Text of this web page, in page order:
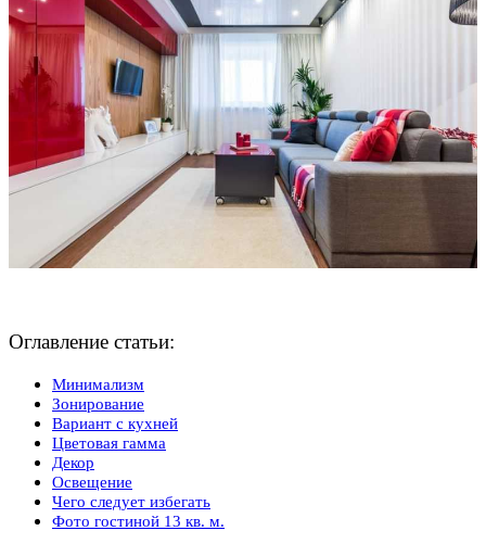
Оглавление статьи:
Минимализм
Зонирование
Вариант с кухней
Цветовая гамма
Декор
Освещение
Чего следует избегать
Фото гостиной 13 кв. м.